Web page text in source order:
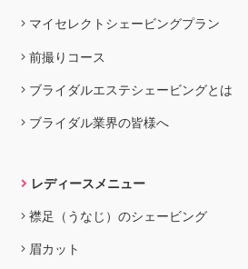
マイセレクトシェービングプラン
前撮りコース
ブライダルエステシェービングとは
ブライダル業界の皆様へ
レディースメニュー
襟足（うなじ）のシェービング
眉カット